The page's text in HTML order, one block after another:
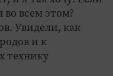
во всем этом?
Увидели, как
и к
технику